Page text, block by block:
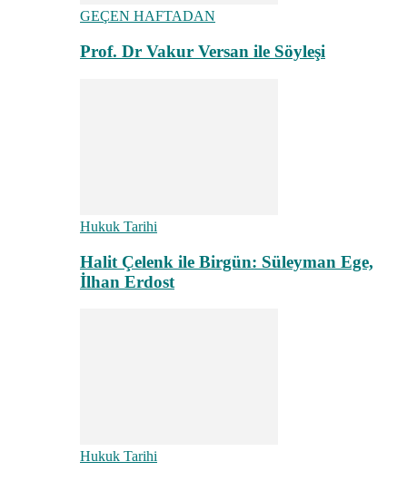
GEÇEN HAFTADAN
Prof. Dr Vakur Versan ile Söyleşi
Hukuk Tarihi
Halit Çelenk ile Birgün: Süleyman Ege,
İlhan Erdost
Hukuk Tarihi